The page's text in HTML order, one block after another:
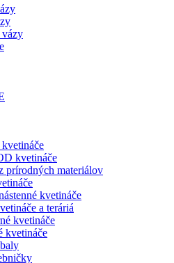
kvetináče
prírodných materiálov
kvetináče
a teráriá
kvetináče
kvetináče